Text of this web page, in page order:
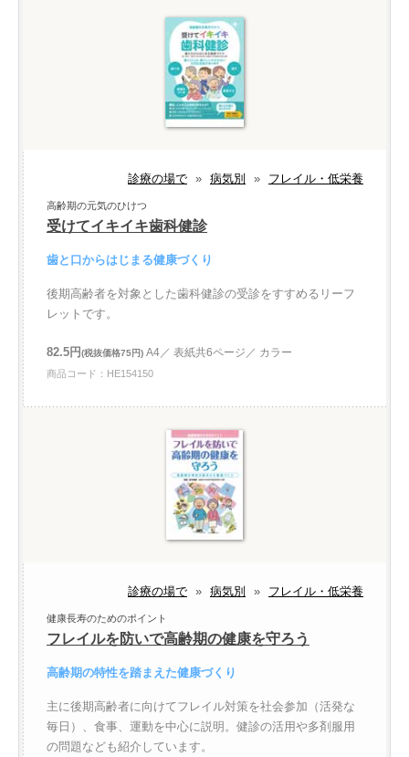
診療の場で » 病気別 » フレイル・低栄養
高齢期の元気のひけつ
受けてイキイキ歯科健診
歯と口からはじまる健康づくり
後期高齢者を対象とした歯科健診の受診をすすめるリーフ
レットです。
82.5円(税抜価格75円) A4／ 表紙共6ページ／ カラー
商品コード：HE154150
診療の場で » 病気別 » フレイル・低栄養
健康長寿のためのポイント
フレイルを防いで高齢期の健康を守ろう
高齢期の特性を踏まえた健康づくり
主に後期高齢者に向けてフレイル対策を社会参加（活発な
毎日）、食事、運動を中心に説明。健診の活用や多剤服用
の問題なども紹介しています。